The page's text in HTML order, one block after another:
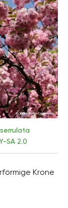
SA 2.0
Krone